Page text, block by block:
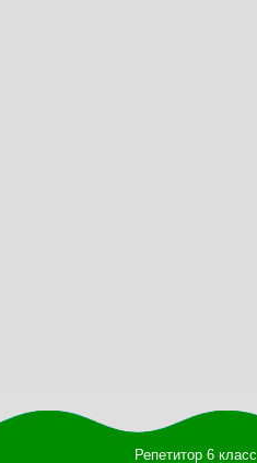
Репетитор 6 класс